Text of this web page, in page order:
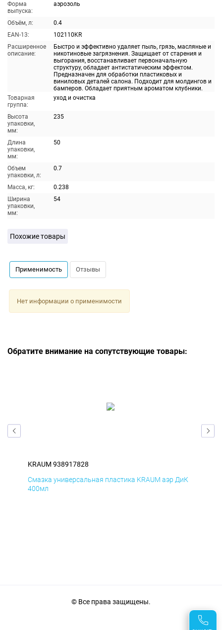
Форма
выпуска:
аэрозоль
Объём, л:
0.4
EAN-13:
102110KR
Расширенное
описание:
Быстро и эффективно удаляет пыль, грязь, масляные и
никотиновые загрязнения. Защищает от старения и
выгорания, восстанавливает первоначальную
структуру, обладает антистатическим эффектом.
Предназначен для обработки пластиковых и
виниловых деталей салона. Подходит для молдингов и
бамперов. Обладает приятным ароматом клубники.
Товарная
группа:
уход и очистка
Высота
упаковки,
мм:
235
Длина
упаковки,
мм:
50
Объем
упаковки, л:
0.7
Масса, кг:
0.238
Ширина
упаковки,
мм:
54
Похожие товары
Применимость Отзывы
Нет информации о применимости
Обратите внимание на сопутствующие товары:
KRAUM 938917828
Смазка универсальная пластика KRAUM аэр ДиК
400мл
© Все права защищены.